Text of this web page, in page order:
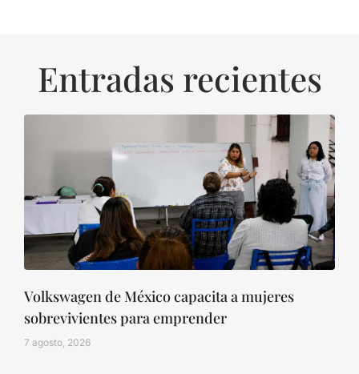
Entradas recientes
Volkswagen de México capacita a mujeres
sobrevivientes para emprender
7 agosto, 2026